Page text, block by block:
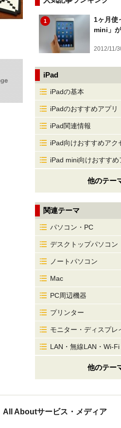
1
1ヶ月使
mini」
2012/11/
iPad
iPadの基本
iPadのおすすめアプリ
iPad関連情報
iPad向けおすすめアク
iPad mini向けおすすめ
他のテー
関連テーマ
パソコン・PC
デスクトップパソコン
ノートパソコン
Mac
PC周辺機器
プリンター
モニター・ディスプレ
LAN・無線LAN・Wi-Fi
他のテー
All Aboutサービス・メディア